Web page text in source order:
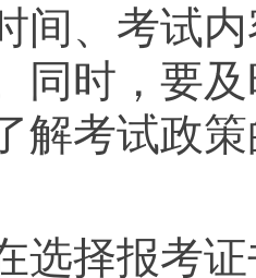
间、考试
同时，要
解考试政
择报考证